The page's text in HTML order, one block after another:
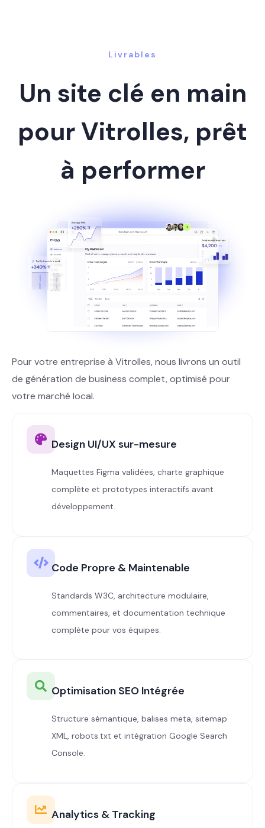
Livrables
Un site clé en main
pour Vitrolles, prêt
à performer
Pour votre entreprise à Vitrolles, nous livrons un outil
de génération de business complet, optimisé pour
votre marché local.
Design UI/UX sur-mesure
Maquettes Figma validées, charte graphique
complète et prototypes interactifs avant
développement.
Code Propre & Maintenable
Standards W3C, architecture modulaire,
commentaires, et documentation technique
complète pour vos équipes.
Optimisation SEO Intégrée
Structure sémantique, balises meta, sitemap
XML, robots.txt et intégration Google Search
Console.
Analytics & Tracking